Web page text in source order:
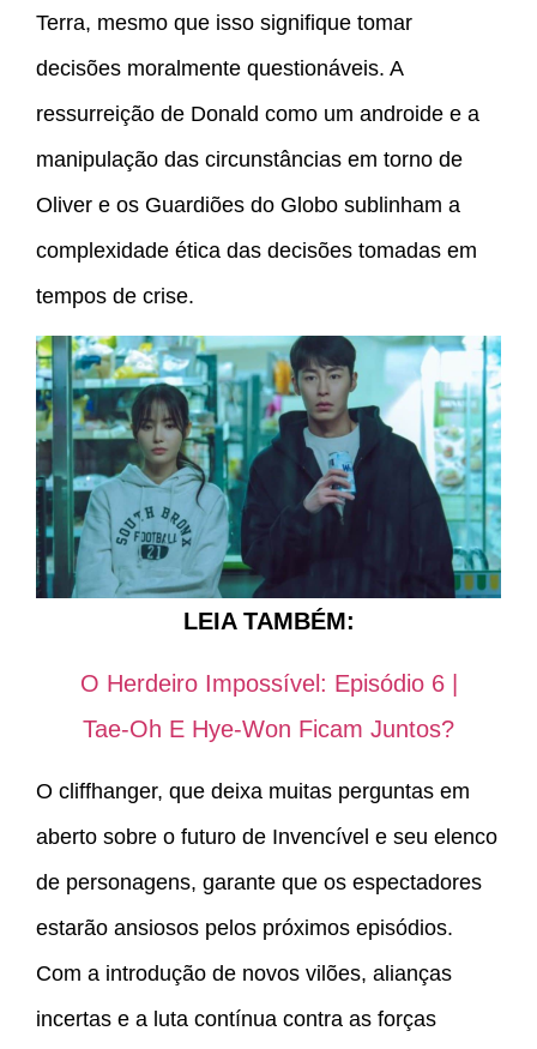
Terra, mesmo que isso signifique tomar
decisões moralmente questionáveis. A
ressurreição de Donald como um androide e a
manipulação das circunstâncias em torno de
Oliver e os Guardiões do Globo sublinham a
complexidade ética das decisões tomadas em
tempos de crise.
LEIA TAMBÉM:
O Herdeiro Impossível: Episódio 6 |
Tae-Oh E Hye-Won Ficam Juntos?
O cliffhanger, que deixa muitas perguntas em
aberto sobre o futuro de Invencível e seu elenco
de personagens, garante que os espectadores
estarão ansiosos pelos próximos episódios.
Com a introdução de novos vilões, alianças
incertas e a luta contínua contra as forças